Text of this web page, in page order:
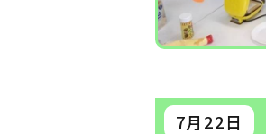
7月22日